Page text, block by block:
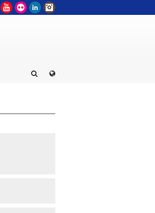
FacebookYouTube
Flickr LinkedIn